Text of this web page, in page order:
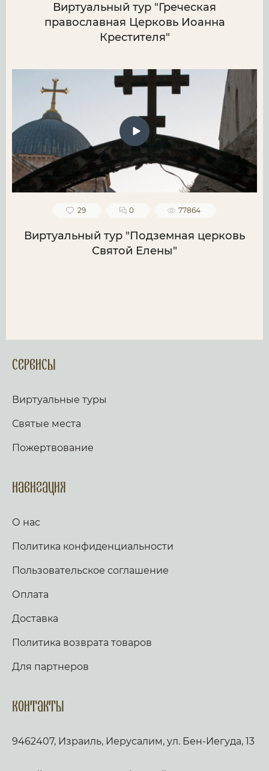
Виртуальный тур "Греческая
православная Церковь Иоанна
Крестителя"
29 0 77864
Виртуальный тур "Подземная церковь
Святой Елены"
Сервисы
Виртуальные туры
Святые места
Пожертвование
Навигация
О нас
Политика конфиденциальности
Пользовательское соглашение
Оплата
Доставка
Политика возврата товаров
Для партнеров
Контакты
9462407, Израиль, Иерусалим, ул. Бен-Иегуда, 13